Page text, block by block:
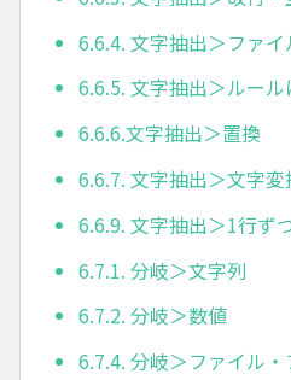
6.6.4. 文字抽出＞ファイ
6.6.5. 文字抽出＞ルー
6.6.6.文字抽出＞置換
6.6.7. 文字抽出＞文字変
6.6.9. 文字抽出＞1行ず
6.7.1. 分岐＞文字列
6.7.2. 分岐＞数値
6.7.4. 分岐＞ファイル